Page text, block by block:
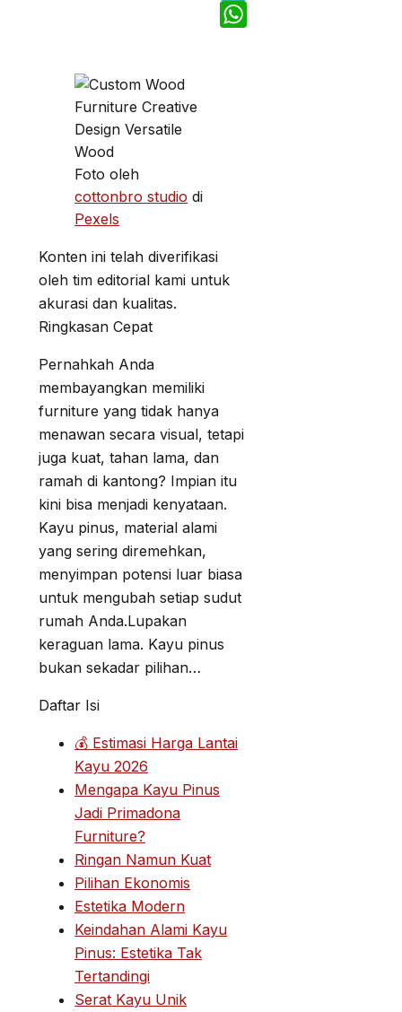
Telegram
Foto oleh
cottonbro studio di
Pexels
Konten ini telah diverifikasi
oleh tim editorial kami untuk
akurasi dan kualitas.
Ringkasan Cepat
Pernahkah Anda
membayangkan memiliki
furniture yang tidak hanya
menawan secara visual, tetapi
juga kuat, tahan lama, dan
ramah di kantong? Impian itu
kini bisa menjadi kenyataan.
Kayu pinus, material alami
yang sering diremehkan,
menyimpan potensi luar biasa
untuk mengubah setiap sudut
rumah Anda.Lupakan
keraguan lama. Kayu pinus
bukan sekadar pilihan…
Daftar Isi
💰 Estimasi Harga Lantai
Kayu 2026
Mengapa Kayu Pinus
Jadi Primadona
Furniture?
Ringan Namun Kuat
Pilihan Ekonomis
Estetika Modern
Keindahan Alami Kayu
Pinus: Estetika Tak
Tertandingi
Serat Kayu Unik